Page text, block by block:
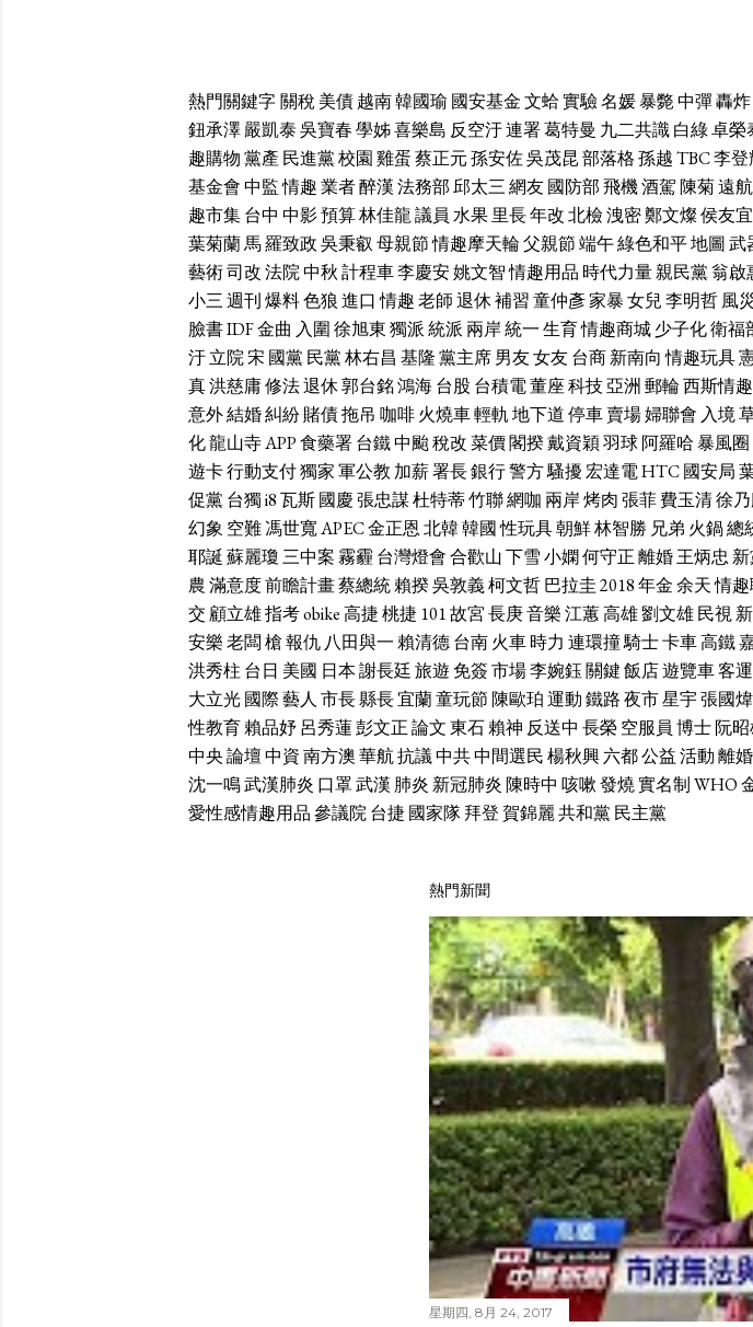
熱門關鍵字關稅美債越南韓國瑜 國安基金文蛤實驗名媛暴斃中彈轟炸
鈕承澤嚴凱泰吳寶春學姊喜樂島 反空汙連署葛特曼 九二共識白綠卓榮
趣購物黨產 民進黨校園雞蛋蔡正元孫安佐吳茂昆部落格孫越TBC李登
基金會中監情趣業者醉漢法務部邱太三網友國防部飛機酒駕陳菊遠航
趣市集台中 中影預算林佳龍議員 水果里長年改北檢洩密鄭文燦侯友宜
葉菊蘭馬羅致政吳秉叡母親節情趣摩天輪父親節端午綠色和平地圖武
藝術司改法院中秋計程車李慶安姚文智情趣用品 時代力量親民黨翁啟
小三週刊爆料色狼進口 情趣老師退休補習童仲彥家暴女兒李明哲風災
臉書IDF金曲 入圍徐旭東獨派統派 兩岸統一生育情趣商城少子化衛福
汙立院宋 國黨民黨林右昌 基隆黨主席男友女友台商新南向 情趣玩具
真洪慈庸修法退休郭台銘鴻海台股 台積電董座科技亞洲 郵輪西斯情
意外結婚糾紛賭債拖吊 咖啡火燒車輕軌地下道停車賣場婦聯會 入境
化龍山寺APP食藥署台鐵中颱稅改菜價閣揆戴資穎羽球阿羅哈暴風圈
遊卡行動支付獨家軍公教 加薪署長銀行警方騷擾宏達電HTC國安局
促黨台獨i8瓦斯國慶張忠謀杜特蒂竹聯網咖 兩岸烤肉張菲費玉清徐
幻象 空難馮世寬APEC金正恩北韓韓國性玩具朝鮮林智勝 兄弟 火鍋總
耶誕蘇麗瓊三中案霧霾 台灣燈會合歡山下雪小嫻何守正離婚王炳忠
農滿意度前瞻計畫蔡總統賴揆吳敦義柯文哲巴拉圭2018年金余天情趣
交 顧立雄指考obike高捷桃捷 101故宮長庚音樂江蕙高雄劉文雄民視
安樂老闆槍報仇 八田與一賴清德台南火車時力 連環撞騎士卡車高鐵
洪秀柱 台日 美國 日本謝長廷旅遊 免簽市場李婉鈺關鍵飯店遊覽車客運
大立光國際藝人 市長縣長宜蘭童玩節陳歐珀運動鐵路夜市星宇張國煒
性教育賴品妤呂秀蓮彭文正論文東石賴神 反送中 長榮空服員 博士阮
中央論壇中資南方澳華航抗議中共中間選民楊秋興六都公益活動離
沈一鳴武漢肺炎 口罩武漢 肺炎 新冠肺炎陳時中 咳嗽發燒實名制WHO
愛性感情趣用品參議院台捷 國家隊拜登賀錦麗共和黨民主黨
熱門新聞
星期四, 8月 24, 2017